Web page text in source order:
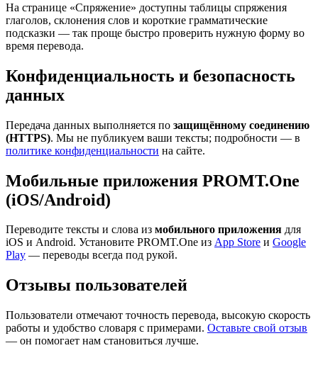
На странице «Спряжение» доступны таблицы спряжения
глаголов, склонения слов и короткие грамматические
подсказки — так проще быстро проверить нужную форму во
время перевода.
Конфиденциальность и безопасность
данных
Передача данных выполняется по защищённому соединению
(HTTPS). Мы не публикуем ваши тексты; подробности — в
политике конфиденциальности на сайте.
Мобильные приложения PROMT.One
(iOS/Android)
Переводите тексты и слова из мобильного приложения для
iOS и Android. Установите PROMT.One из App Store и Google
Play — переводы всегда под рукой.
Отзывы пользователей
Пользователи отмечают точность перевода, высокую скорость
работы и удобство словаря с примерами. Оставьте свой отзыв
— он помогает нам становиться лучше.